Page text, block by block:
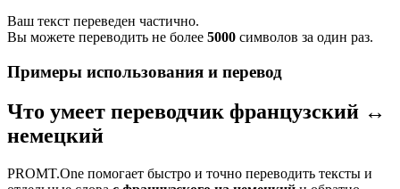
Ваш текст переведен частично.
Вы можете переводить не более 5000 символов за один раз.
Примеры использования и перевод
Что умеет переводчик французский ↔
немецкий
PROMT.One помогает быстро и точно переводить тексты и